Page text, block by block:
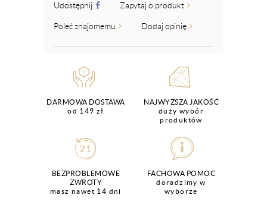
Udostępnij Zapytaj o produkt
Poleć znajomemu Dodaj opinię
DARMOWA DOSTAWA
od 149 zł
NAJWYŻSZA JAKOŚĆ
duży wybór
produktów
BEZPROBLEMOWE
ZWROTY
masz nawet 14 dni
FACHOWA POMOC
doradzimy w
wyborze